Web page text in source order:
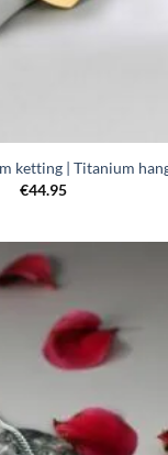
ketting | Titanium
€44.95